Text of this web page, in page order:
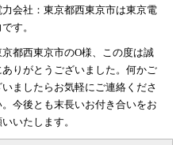
力会社：東京都西東京市は東京電
す。
京都西東京市のO様、この度は誠
ありがとうございました。何かご
いましたらお気軽にご連絡くださ
。今後とも末長いお付き合いをお
いいたします。